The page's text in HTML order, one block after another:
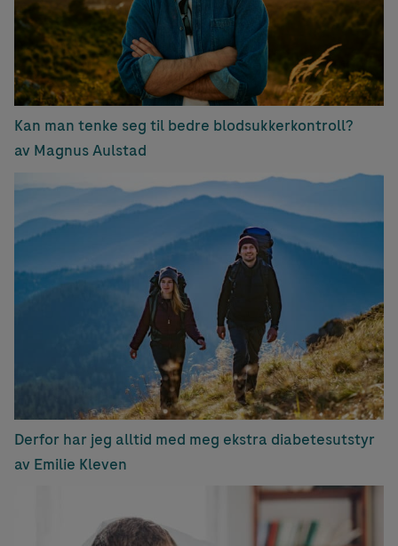
Kan man tenke seg til bedre blodsukkerkontroll?
av Magnus Aulstad
Derfor har jeg alltid med meg ekstra diabetesutstyr
av Emilie Kleven